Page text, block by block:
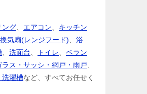
ング エアコン
キッチン
換気扇(レンジフード)
浴
洗面台 トイレ
ベラン
ラス・サッシ・網戸・雨戸
洗濯槽など、すべてお任せく